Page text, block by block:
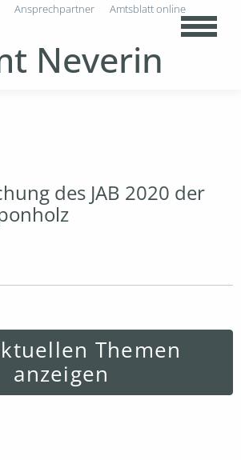
Neverin
Ansprechpartner Amtsblatt online
des JAB 2020 der
Themen
anzeigen